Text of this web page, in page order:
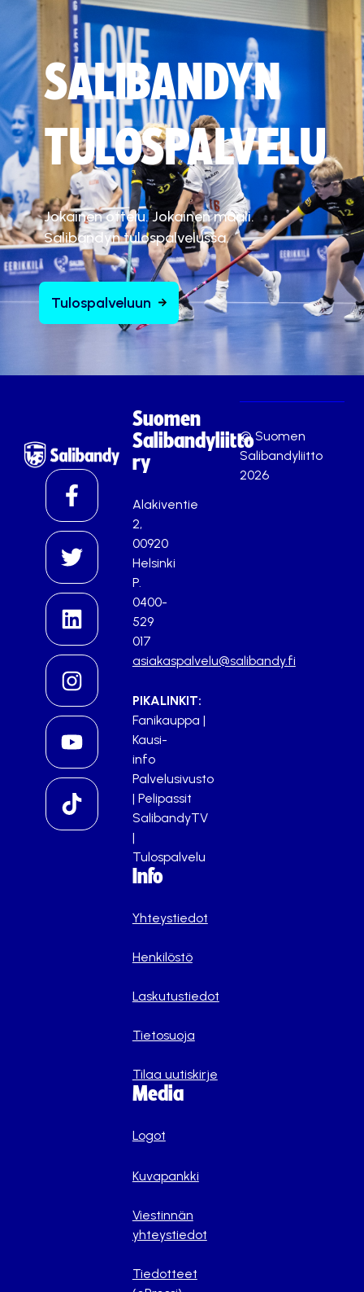
SALIBANDYN
TULOSPALVELU
Jokainen ottelu. Jokainen maali.
Salibandyn tulospalvelussa.
Tulospalveluun
Suomen
Salibandyliitto
ry
Alakiventie
2,
00920
Helsinki
P.
0400-
529
017
asiakaspalvelu@salibandy.fi
PIKALINKIT:
Fanikauppa |
Kausi-
info
Palvelusivusto
| Pelipassit
SalibandyTV
|
Tulospalvelu
Info
Yhteystiedot
Henkilöstö
Laskutustiedot
Tietosuoja
Tilaa uutiskirje
Media
Logot
Kuvapankki
Viestinnän
yhteystiedot
Tiedotteet
© Suomen
Salibandyliitto
2026